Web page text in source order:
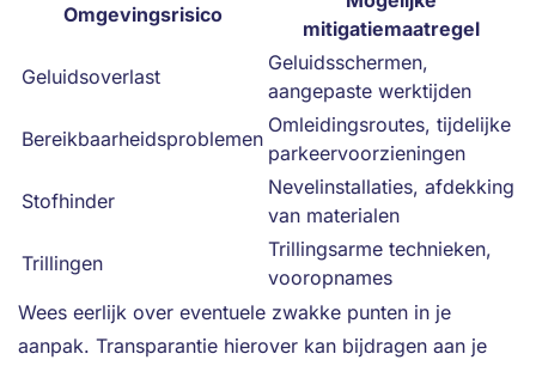
Omgevingsrisico
mitigatiemaatregel
Geluidsoverlast
Geluidsschermen,
aangepaste werktijden
Bereikbaarheidsproblemen
Omleidingsroutes, tijdelijke
parkeervoorzieningen
Stofhinder
Nevelinstallaties, afdekking
van materialen
Trillingen
Trillingsarme technieken,
vooropnames
Wees eerlijk over eventuele zwakke punten in je
aanpak. Transparantie hierover kan bijdragen aan je